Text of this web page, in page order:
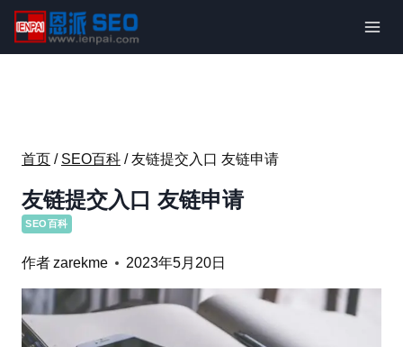
内
首页 / SEO百科 / 友链提交入口 友链申请
友链提交入口 友链申请
SEO百科
作者zarekme 2023年5月20日